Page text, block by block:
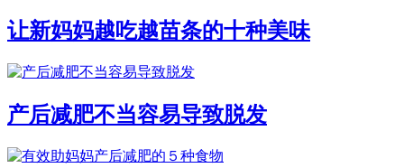
让新妈妈越吃越苗条的十种美味
产后减肥不当容易导致脱发